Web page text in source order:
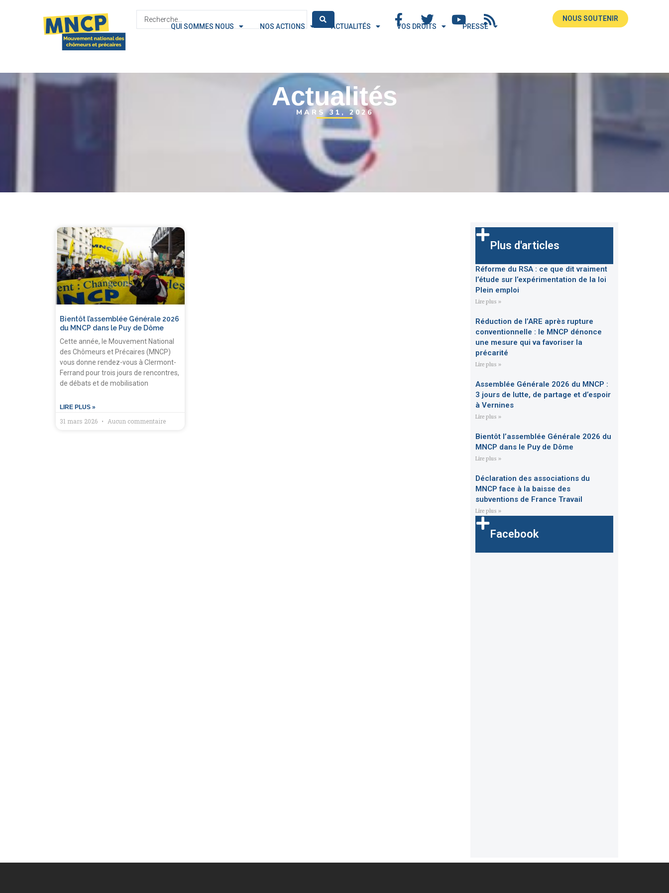
QUI SOMMES NOUS
NOS ACTIONS ACTUALITÉS VOS DROITS PRESSE
NOUS SOUTENIR
Actualités
MARS 31, 2026
Bientôt l’assemblée Générale 2026
du MNCP dans le Puy de Dôme
Cette année, le Mouvement National
des Chômeurs et Précaires (MNCP)
vous donne rendez-vous à Clermont-
Ferrand pour trois jours de rencontres,
de débats et de mobilisation
LIRE PLUS »
31 mars 2026 Aucun commentaire
Plus d'articles
Réforme du RSA : ce que dit vraiment
l’étude sur l’expérimentation de la loi
Plein emploi
Lire plus »
Réduction de l’ARE après rupture
conventionnelle : le MNCP dénonce
une mesure qui va favoriser la
précarité
Lire plus »
Assemblée Générale 2026 du MNCP :
3 jours de lutte, de partage et d’espoir
à Vernines
Lire plus »
Bientôt l’assemblée Générale 2026 du
MNCP dans le Puy de Dôme
Lire plus »
Déclaration des associations du
MNCP face à la baisse des
subventions de France Travail
Lire plus »
Facebook